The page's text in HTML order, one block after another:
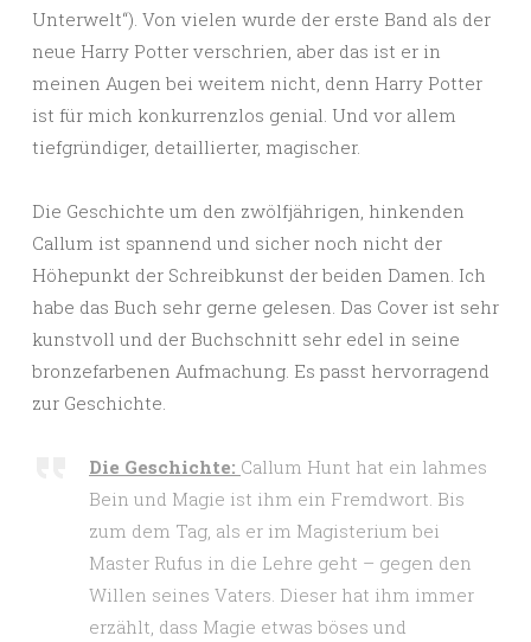
Unterwelt“). Von vielen wurde der erste Band als der
neue Harry Potter verschrien, aber das ist er in
meinen Augen bei weitem nicht, denn Harry Potter
ist für mich konkurrenzlos genial. Und vor allem
tiefgründiger, detaillierter, magischer.
Die Geschichte um den zwölfjährigen, hinkenden
Callum ist spannend und sicher noch nicht der
Höhepunkt der Schreibkunst der beiden Damen. Ich
habe das Buch sehr gerne gelesen. Das Cover ist sehr
kunstvoll und der Buchschnitt sehr edel in seine
bronzefarbenen Aufmachung. Es passt hervorragend
zur Geschichte.
Die Geschichte: Callum Hunt hat ein lahmes
Bein und Magie ist ihm ein Fremdwort. Bis
zum dem Tag, als er im Magisterium bei
Master Rufus in die Lehre geht – gegen den
Willen seines Vaters. Dieser hat ihm immer
erzählt, dass Magie etwas böses und